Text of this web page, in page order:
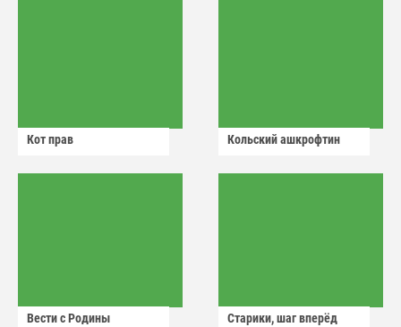
Кот прав Кольский ашкрофтин
Вести с Родины Старики, шаг вперёд